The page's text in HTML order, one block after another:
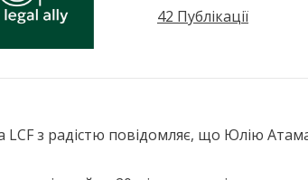
42 Публікації
з радістю повідомляє, що Юлію